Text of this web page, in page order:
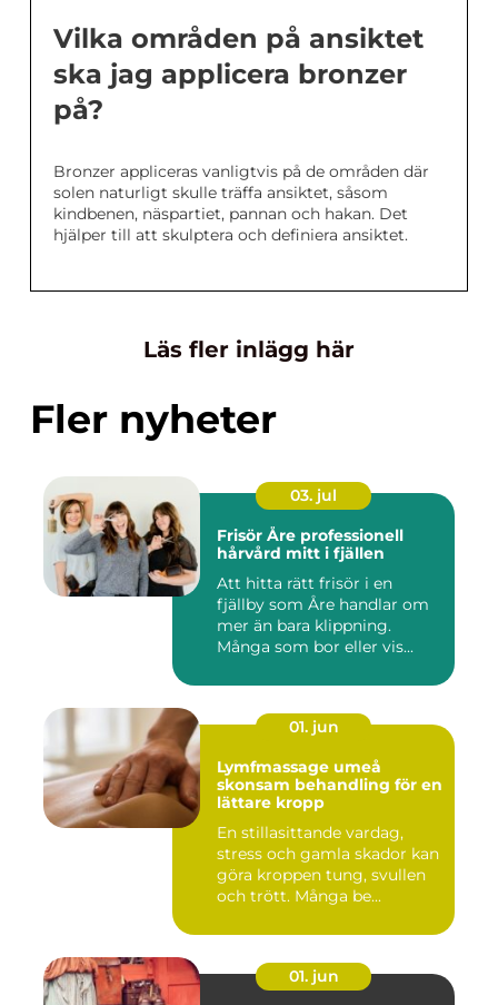
Vilka områden på ansiktet
ska jag applicera bronzer
på?
Bronzer appliceras vanligtvis på de områden där
solen naturligt skulle träffa ansiktet, såsom
kindbenen, näspartiet, pannan och hakan. Det
hjälper till att skulptera och definiera ansiktet.
Läs fler inlägg här
Fler nyheter
03. jul
Frisör Åre professionell
hårvård mitt i fjällen
Att hitta rätt frisör i en
fjällby som Åre handlar om
mer än bara klippning.
Många som bor eller vis...
01. jun
Lymfmassage umeå
skonsam behandling för en
lättare kropp
En stillasittande vardag,
stress och gamla skador kan
göra kroppen tung, svullen
och trött. Många be...
01. jun